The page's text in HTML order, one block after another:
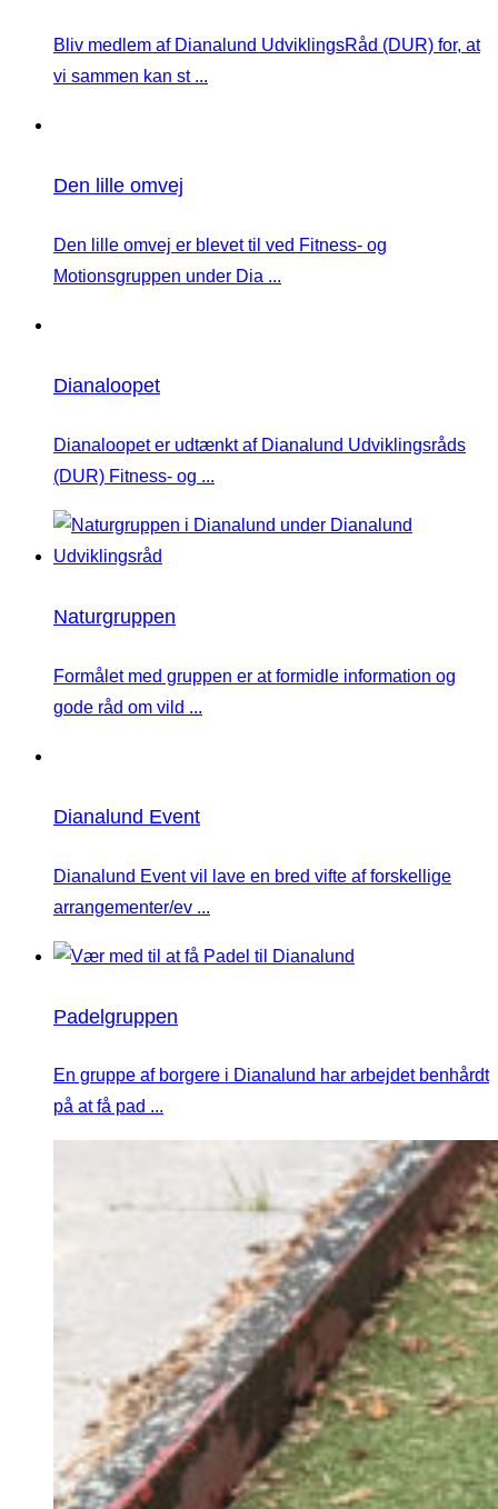
Bliv medlem af Dianalund UdviklingsRåd (DUR) for, at
vi sammen kan st ...
Den lille omvej
Den lille omvej er blevet til ved Fitness- og
Motionsgruppen under Dia ...
Dianaloopet
Dianaloopet er udtænkt af Dianalund Udviklingsråds
(DUR) Fitness- og ...
Naturgruppen
Formålet med gruppen er at formidle information og
gode råd om vild ...
Dianalund Event
Dianalund Event vil lave en bred vifte af forskellige
arrangementer/ev ...
Padelgruppen
En gruppe af borgere i Dianalund har arbejdet benhårdt
på at få pad ...